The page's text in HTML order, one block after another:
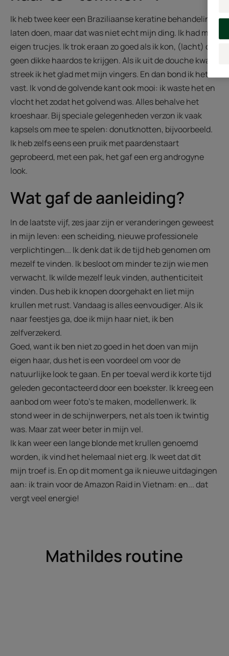
Ik heb twee keer een Braziliaanse keratine behandeling
laten doen, maar dat was niet echt mijn ding. Ik had mijn
eigen trucjes. Ik trok eraan zo goed als ik kon, (lacht) om
geen dikke haardos te krijgen. Als ik uit de douche kwam
streek ik het glad met mijn vingers. En dan bond ik het
vast. Ik vond de golvende kant ook mooi: ik waste het en
vlocht het zodat het golvend was. Alles behalve het
kroeshaar. Bij speciale gelegenheden verzon ik vaak
kapsels om mee te spelen: donutknotten, bijvoorbeeld.
Ik heb zelfs eens een pruik met paardenstaart
geprobeerd, met een pak, het gaf een erg androgyne
look.
Wat gaf de aanleiding?
In de laatste vijf, zes jaar zijn er veranderingen geweest
in mijn leven: een scheiding, nieuwe professionele
verplichtingen... Ik denk dat ik de tijd heb genomen om
mezelf te vinden. Ik besloot om minder te zijn wie men
verwacht. Ik wilde mezelf leuk vinden, authenticiteit
vinden. Dus heb ik knopen doorgehakt en liet mijn
krullen met rust. Vandaag is alles eenvoudiger. Als ik
naar feestjes ga, doe ik mijn haar niet, ik ben
zelfverzekerd.
Goed, want ik ben niet zo goed in het doen van mijn
eigen haar, dus het is een voordeel om voor de
natuurlijke look te gaan. En per toeval werd ik korte tijd
geleden gecontacteerd door een boekster. Ik kreeg een
aanbod om weer foto's te maken, modellenwerk. Ik
stond weer in de schijnwerpers, net als toen ik twintig
was. Maar zat weer beter in mijn vel.
Ik kan weer een lange blonde met krullen genoemd
worden, ik vind het helemaal niet erg. Ik weet dat dit
mijn troef is. En op dit moment ga ik nieuwe uitdagingen
aan: ik train voor de Amazon Raid in Vietnam: en... dat
vergt veel energie!
Mathildes routine